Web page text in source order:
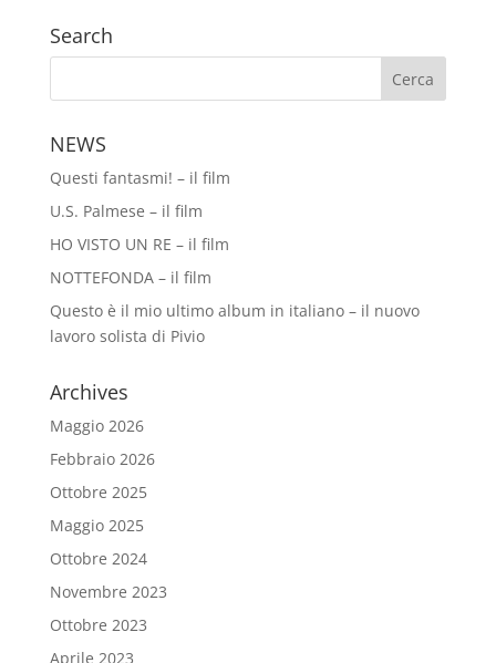
Search
NEWS
Questi fantasmi! – il film
U.S. Palmese – il film
HO VISTO UN RE – il film
NOTTEFONDA – il film
Questo è il mio ultimo album in italiano – il nuovo
lavoro solista di Pivio
Archives
Maggio 2026
Febbraio 2026
Ottobre 2025
Maggio 2025
Ottobre 2024
Novembre 2023
Ottobre 2023
Aprile 2023